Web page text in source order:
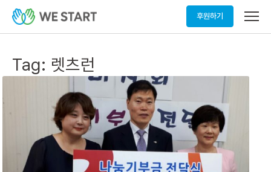
후원하기
메
열
Tag: 렛츠런